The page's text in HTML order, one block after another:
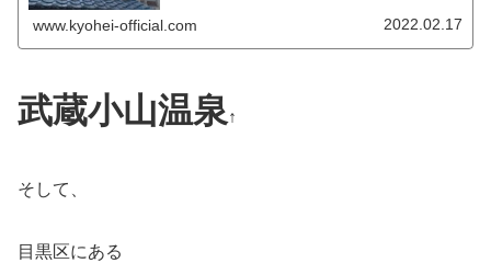
www.kyohei-official.com 2022.02.17
武蔵小山温泉↑
そして、
目黒区にある